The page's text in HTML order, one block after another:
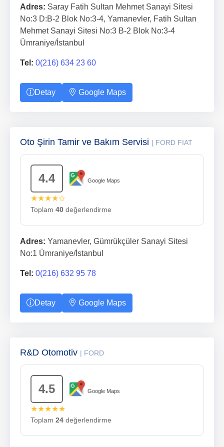
Adres: Saray Fatih Sultan Mehmet Sanayi Sitesi
No:3 D:B-2 Blok No:3-4, Yamanevler, Fatih Sultan
Mehmet Sanayi Sitesi No:3 B-2 Blok No:3-4
Ümraniye/İstanbul
Tel: 0(216) 634 23 60
Detay Google Maps
Oto Şirin Tamir ve Bakım Servisi | FORD FIAT
4.4 Google Maps
★★★★✩
Toplam 40 değerlendirme
Adres: Yamanevler, Gümrükçüler Sanayi Sitesi
No:1 Ümraniye/İstanbul
Tel: 0(216) 632 95 78
Detay Google Maps
R&D Otomotiv | FORD
4.5 Google Maps
★★★★★
Toplam 24 değerlendirme